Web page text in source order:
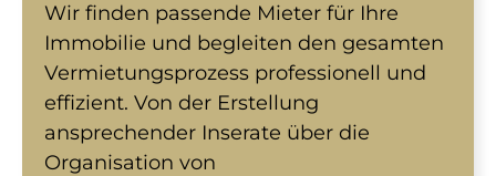
Wir finden passende Mieter für Ihre
Immobilie und begleiten den gesamten
Vermietungsprozess professionell und
effizient. Von der Erstellung
ansprechender Inserate über die
Organisation von